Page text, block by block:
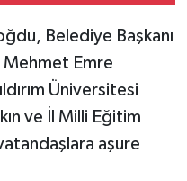
Belediye Başkanı
Mehmet Emre
Üniversitesi
ve İl Milli Eğitim
aşure